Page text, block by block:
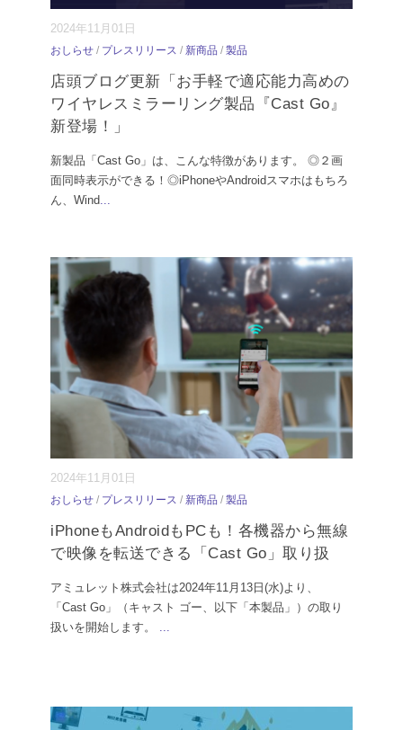
2024年11月01日
おしらせ / プレスリリース / 新商品 / 製品
店頭ブログ更新「お手軽で適応能力高めの
ワイヤレスミラーリング製品『Cast Go』
新登場！」
新製品「Cast Go」は、こんな特徴があります。 ◎２画
面同時表示ができる！◎iPhoneやAndroidスマホはもちろ
ん、Wind...
2024年11月01日
おしらせ / プレスリリース / 新商品 / 製品
iPhoneもAndroidもPCも！各機器から無線
で映像を転送できる「Cast Go」取り扱
アミュレット株式会社は2024年11月13日(水)より、
「Cast Go」（キャスト ゴー、以下「本製品」）の取り
扱いを開始します。 ...